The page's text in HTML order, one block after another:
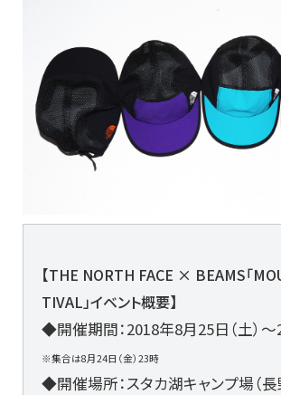
【THE NORTH FACE × BEAMS「
TIVAL」イベント概要】
◆開催期間：2018年8月25日（土）〜
※集合は8月24日（金）23時
◆開催場所：スタカ湖キャンプ場（